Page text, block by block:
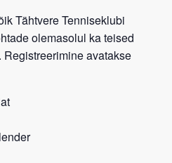
Tähtvere Tenniseklubi
olemasolul ka teised
avatakse